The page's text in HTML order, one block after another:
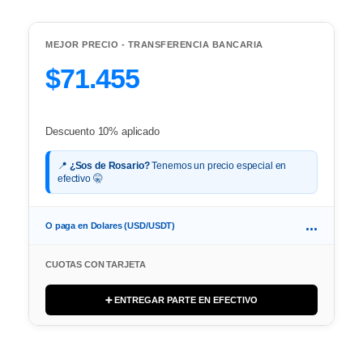
MEJOR PRECIO - TRANSFERENCIA BANCARIA
$71.455
Descuento 10% aplicado
📍 ¿Sos de Rosario?Tenemos un precio especial en
efectivo 🤫
O paga en Dolares (USD/USDT) ...
CUOTAS CON TARJETA
➕ ENTREGAR PARTE EN EFECTIVO